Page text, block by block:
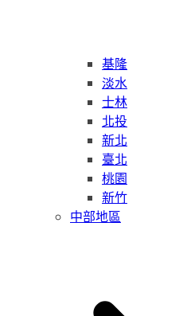
基隆
淡水
士林
北投
新北
臺北
桃園
新竹
中部地區